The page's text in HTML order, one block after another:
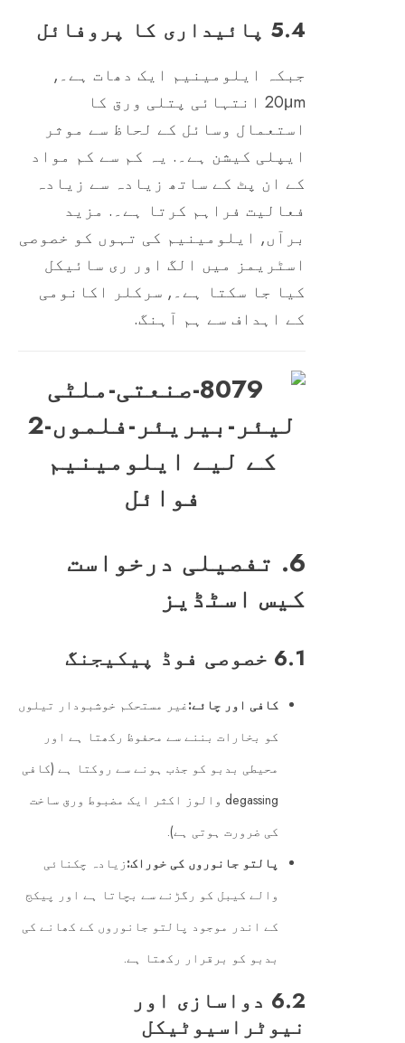
5.4 پائیداری کا پروفائل
جبکہ ایلومینیم ایک دھات ہے۔,
20μm انتہائی پتلی ورق کا
استعمال وسائل کے لحاظ سے موثر
ایپلی کیشن ہے۔. یہ کم سے کم مواد
کے ان پٹ کے ساتھ زیادہ سے زیادہ
فعالیت فراہم کرتا ہے۔. مزید
برآں, ایلومینیم کی تہوں کو خصوصی
اسٹریمز میں الگ اور ری سائیکل
کیا جا سکتا ہے۔, سرکلر اکانومی
کے اہداف سے ہم آہنگ.
6. تفصیلی درخواست
کیس اسٹڈیز
6.1 خصوصی فوڈ پیکیجنگ
کافی اور چائے:غیر مستحکم خوشبودار تیلوں
کو بخارات بننے سے محفوظ رکھتا ہے اور
محیطی بدبو کو جذب ہونے سے روکتا ہے (کافی
degassing والوز اکثر ایک مضبوط ورق ساخت
کی ضرورت ہوتی ہے).
پالتو جانوروں کی خوراک:زیادہ چکنائی
والے کیبل کو رگڑنے سے بچاتا ہے اور پیکج
کے اندر موجود پالتو جانوروں کے کھانے کی
بدبو کو برقرار رکھتا ہے.
6.2 دواسازی اور
نیوٹراسیوٹیکل